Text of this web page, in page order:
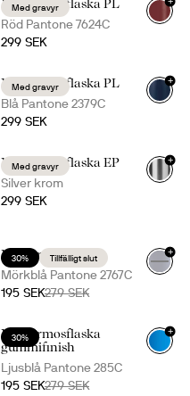
Med gravyr
Nils termosflaska PL
Röd Pantone 7624C
299 SEK
Med gravyr
Nils termosflaska PL
Blå Pantone 2379C
299 SEK
+
Med gravyr
Nils termosflaska EP
Silver krom
299 SEK
+
+16
30% Tillfälligt slut
Nils termosflaska
Mörkblå Pantone 2767C
195 SEK279 SEK
+
30%
Nils termosflaska
gummifinish
Ljusblå Pantone 285C
195 SEK279 SEK
+